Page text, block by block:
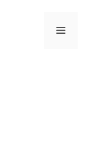
Menu